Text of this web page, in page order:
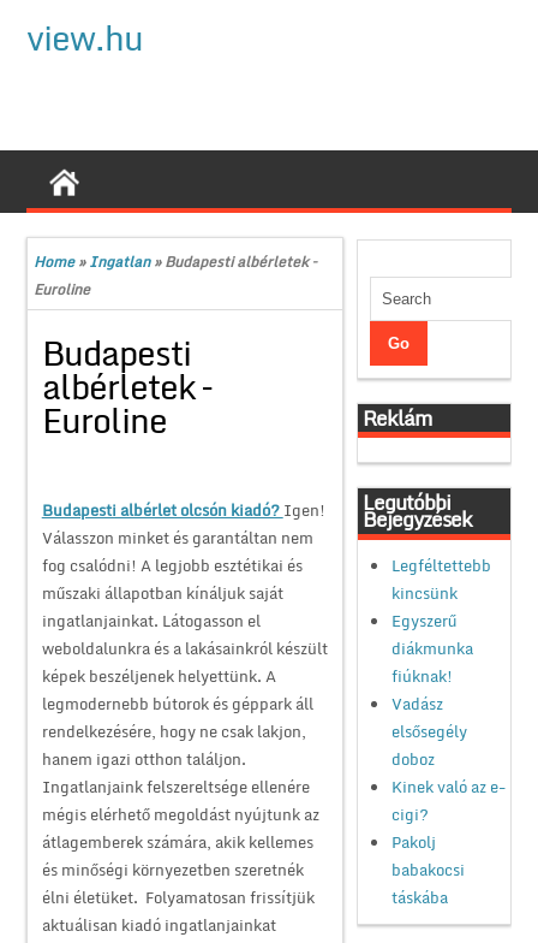
view.hu
Home»Ingatlan»Budapesti albérletek –
Euroline
Budapesti
albérletek –
Euroline
Budapesti albérlet olcsón kiadó?Igen!
Válasszon minket és garantáltan nem
fog csalódni! A legjobb esztétikai és
műszaki állapotban kínáljuk saját
ingatlanjainkat. Látogasson el
weboldalunkra és a lakásainkról készült
képek beszéljenek helyettünk. A
legmodernebb bútorok és géppark áll
rendelkezésére, hogy ne csak lakjon,
hanem igazi otthon találjon.
Ingatlanjaink felszereltsége ellenére
mégis elérhető megoldást nyújtunk az
átlagemberek számára, akik kellemes
és minőségi környezetben szeretnék
élni életüket. Folyamatosan frissítjük
aktuálisan kiadó ingatlanjainkat
Reklám
Legutóbbi
Bejegyzések
Legféltettebb
kincsünk
Egyszerű
diákmunka
fiúknak!
Vadász
elsősegély
doboz
Kinek való az e-
cigi?
Pakolj
babakocsi
táskába